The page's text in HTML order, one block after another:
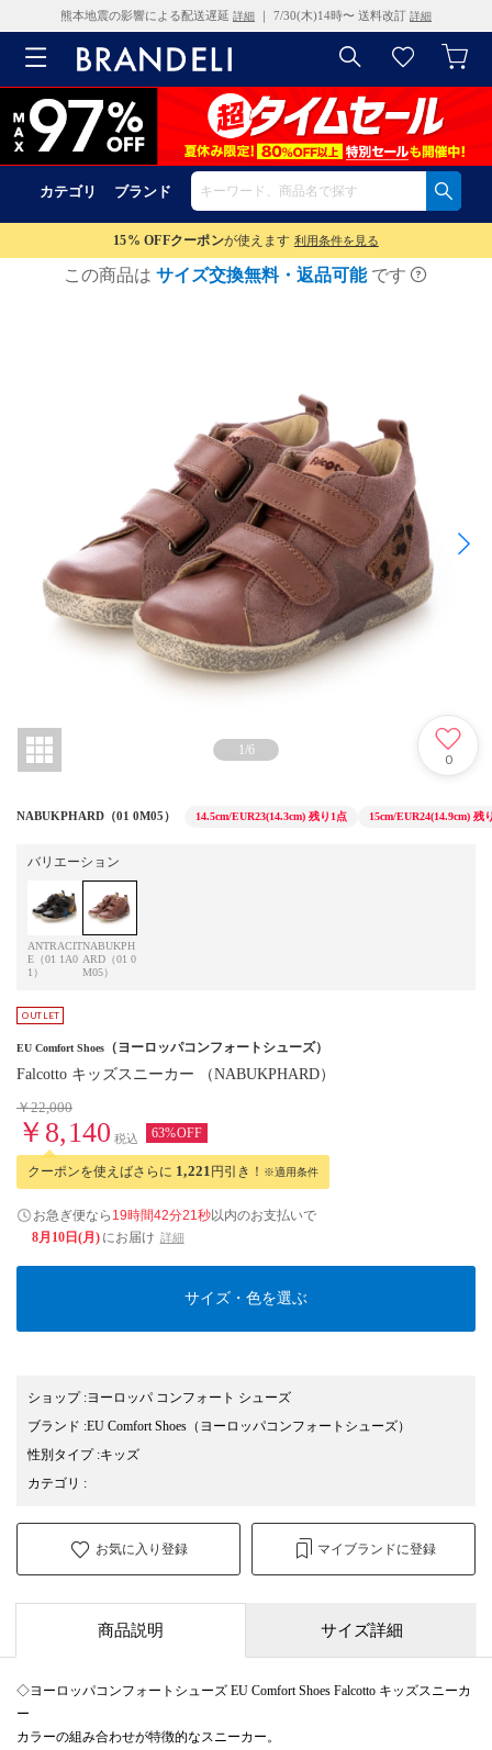
熊本地震の影響による配送遅延 詳細 ｜ 7/30(木)14時〜 送料改訂 詳細
カテゴリ ブランド
15% OFFクーポンが使えます 利用条件を見る
この商品は サイズ交換無料・返品可能 です
1/6
0
NABUKPHARD（01 0M05） 14.5cm/EUR23(14.3cm) 残り1点 15cm/EUR24(14.9cm) 残
バリエーション
ANTRACIT
E（01 1A0
1）
NABUKPH
ARD（01 0
M05）
EU Comfort Shoes （ヨーロッパコンフォートシューズ）
Falcotto キッズスニーカー （NABUKPHARD）
￥22,000
￥8,140 税込 63%OFF
クーポンを使えばさらに 1,221 円引き！ ※適用条件
お急ぎ便なら 19時間42分21秒以内のお支払いで
8月10日(月) にお届け 詳細
サイズ・色を選ぶ
ショップ:ヨーロッパ コンフォート シューズ
ブランド :EU Comfort Shoes （ヨーロッパコンフォートシューズ）
性別タイプ:キッズ
カテゴリ :
お気に入り登録 マイブランドに登録
商品説明 サイズ詳細
◇ヨーロッパコンフォートシューズ EU Comfort Shoes Falcotto キッズスニーカ
ー
カラーの組み合わせが特徴的なスニーカー。